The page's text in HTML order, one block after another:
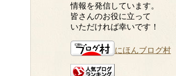
情報を発信しています。
皆さんのお役に立って
いただければ幸いです！
にほんブログ村